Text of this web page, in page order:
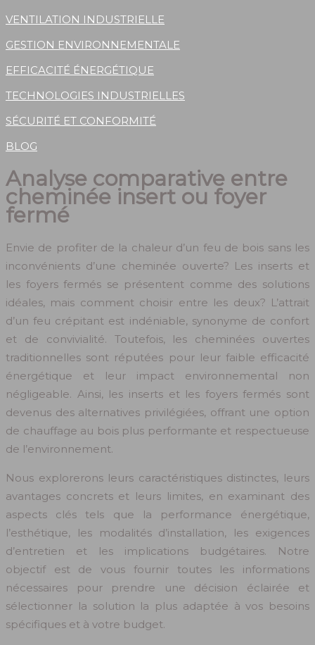
VENTILATION INDUSTRIELLE
GESTION ENVIRONNEMENTALE
EFFICACITÉ ÉNERGÉTIQUE
TECHNOLOGIES INDUSTRIELLES
SÉCURITÉ ET CONFORMITÉ
BLOG
Analyse comparative entre
cheminée insert ou foyer
fermé
Envie de profiter de la chaleur d’un feu de bois sans les
inconvénients d’une cheminée ouverte? Les inserts et
les foyers fermés se présentent comme des solutions
idéales, mais comment choisir entre les deux? L’attrait
d’un feu crépitant est indéniable, synonyme de confort
et de convivialité. Toutefois, les cheminées ouvertes
traditionnelles sont réputées pour leur faible efficacité
énergétique et leur impact environnemental non
négligeable. Ainsi, les inserts et les foyers fermés sont
devenus des alternatives privilégiées, offrant une option
de chauffage au bois plus performante et respectueuse
de l’environnement.
Nous explorerons leurs caractéristiques distinctes, leurs
avantages concrets et leurs limites, en examinant des
aspects clés tels que la performance énergétique,
l’esthétique, les modalités d’installation, les exigences
d’entretien et les implications budgétaires. Notre
objectif est de vous fournir toutes les informations
nécessaires pour prendre une décision éclairée et
sélectionner la solution la plus adaptée à vos besoins
spécifiques et à votre budget.